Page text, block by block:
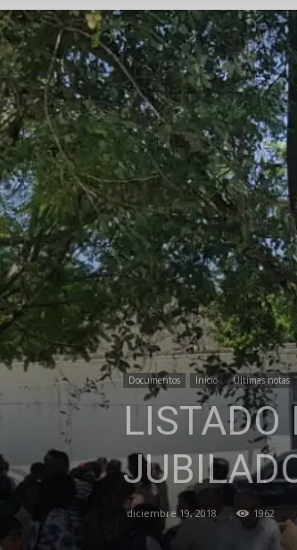
Documentos Inicio Últimas notas
LISTADO
diciembre 19, 2018 1962